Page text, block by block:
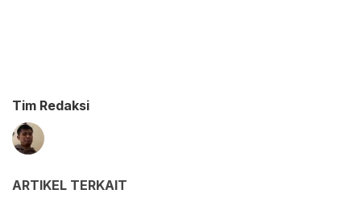
Tim Redaksi
ARTIKEL TERKAIT